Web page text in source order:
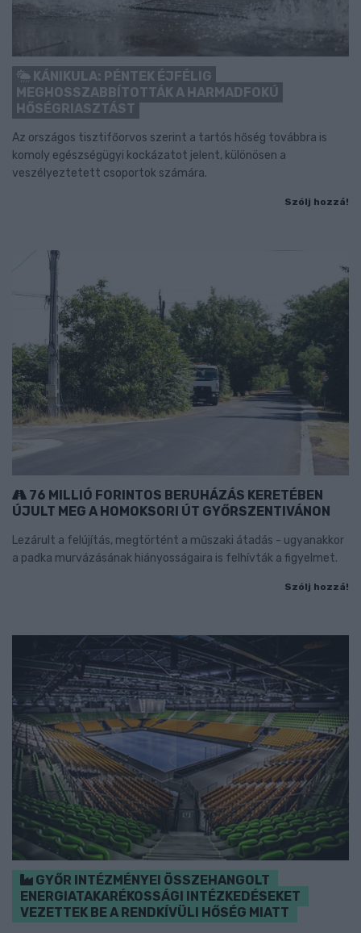
KÁNIKULA: PÉNTEK ÉJFÉLIG
MEGHOSSZABBÍTOTTÁK A HARMADFOKÚ
HŐSÉGRIASZTÁST
Az országos tisztifőorvos szerint a tartós hőség továbbra is
komoly egészségügyi kockázatot jelent, különösen a
veszélyeztetett csoportok számára.
Szólj hozzá!
76 MILLIÓ FORINTOS BERUHÁZÁS KERETÉBEN
ÚJULT MEG A HOMOKSORI ÚT GYŐRSZENTIVÁNON
Lezárult a felújítás, megtörtént a műszaki átadás - ugyanakkor
a padka murvázásának hiányosságaira is felhívták a figyelmet.
Szólj hozzá!
GYŐR INTÉZMÉNYEI ÖSSZEHANGOLT
ENERGIATAKARÉKOSSÁGI INTÉZKEDÉSEKET
VEZETTEK BE A RENDKÍVÜLI HŐSÉG MIATT